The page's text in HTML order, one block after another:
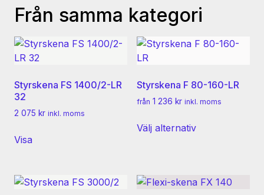
Från samma kategori
Styrskena FS 1400/2-LR
32
2 075 kr inkl. moms
Visa
Styrskena F 80-160-LR
från 1 236 kr inkl. moms
Välj alternativ
varianter.